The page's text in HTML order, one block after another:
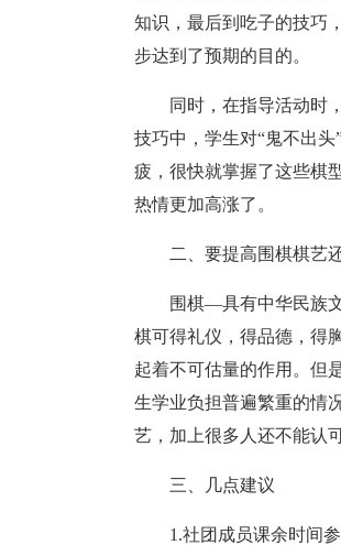
知识，最后到吃子的技巧
步达到了预期的目的。
同时，在指导活动时
技巧中，学生对“鬼不出
疲，很快就掌握了这些棋
热情更加高涨了。
二、要提高围棋棋艺
围棋—具有中华民族
棋可得礼仪，得品德，得
起着不可估量的作用。但
生学业负担普遍繁重的情
艺，加上很多人还不能认
三、几点建议
1.社团成员课余时间